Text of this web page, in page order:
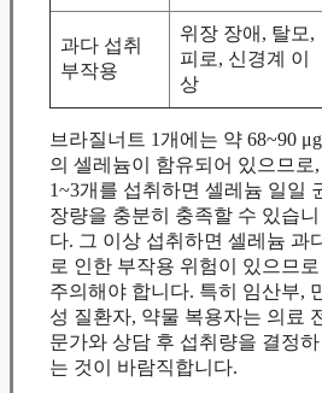
과다 섭취
부작용
위장 장애, 탈모,
피로, 신경계 이
상
브라질너트 1개에는 약 68~90 μg
의 셀레늄이 함유되어 있으므로,
1~3개를 섭취하면 셀레늄 일일
장량을 충분히 충족할 수 있습니
다. 그 이상 섭취하면 셀레늄 과
로 인한 부작용 위험이 있으므로
주의해야 합니다. 특히 임산부,
성 질환자, 약물 복용자는 의료
문가와 상담 후 섭취량을 결정하
는 것이 바람직합니다.